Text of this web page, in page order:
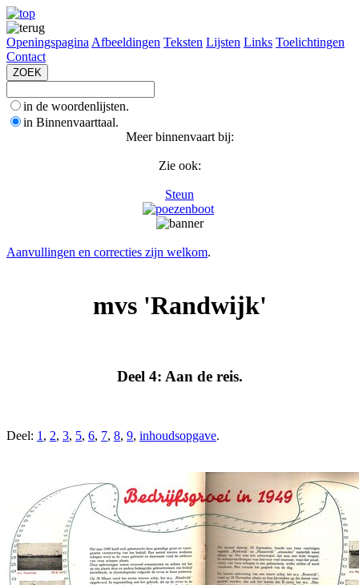
Openingspagina Afbeeldingen Teksten Lijsten Links Toelichtingen
Contact
in de woordenlijsten.
in Binnenvaarttaal.
Meer binnenvaart bij:
Zie ook:
Steun
Aanvullingen en correcties zijn welkom.
mvs 'Randwijk'
Deel 4: Aan de reis.
Deel: 1 , 2, 3, 5, 6, 7, 8, 9, inhoudsopgave.